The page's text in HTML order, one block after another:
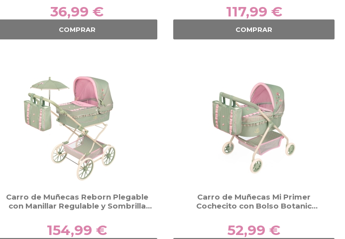
36,99 €
COMPRAR
117,99 €
COMPRAR
Carro de Muñecas Reborn Plegable
con Manillar Regulable y Sombrilla
154,99 €
Carro de Muñecas Mi Primer
Cochecito con Bolso Botanic
52,99 €